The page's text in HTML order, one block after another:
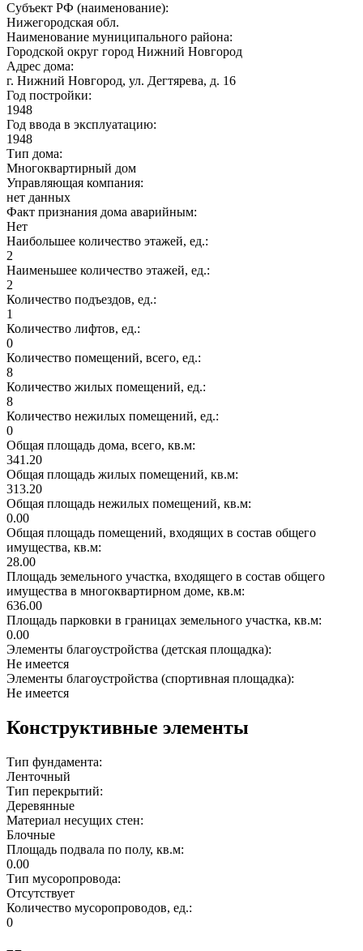
Субъект РФ (наименование):
Нижегородская обл.
Наименование муниципального района:
Городской округ город Нижний Новгород
Адрес дома:
г. Нижний Новгород, ул. Дегтярева, д. 16
Год постройки:
1948
Год ввода в эксплуатацию:
1948
Тип дома:
Многоквартирный дом
Управляющая компания:
нет данных
Факт признания дома аварийным:
Нет
Наибольшее количество этажей, ед.:
2
Наименьшее количество этажей, ед.:
2
Количество подъездов, ед.:
1
Количество лифтов, ед.:
0
Количество помещений, всего, ед.:
8
Количество жилых помещений, ед.:
8
Количество нежилых помещений, ед.:
0
Общая площадь дома, всего, кв.м:
341.20
Общая площадь жилых помещений, кв.м:
313.20
Общая площадь нежилых помещений, кв.м:
0.00
Общая площадь помещений, входящих в состав общего
имущества, кв.м:
28.00
Площадь земельного участка, входящего в состав общего
имущества в многоквартирном доме, кв.м:
636.00
Площадь парковки в границах земельного участка, кв.м:
0.00
Элементы благоустройства (детская площадка):
Не имеется
Элементы благоустройства (спортивная площадка):
Не имеется
Конструктивные элементы
Тип фундамента:
Ленточный
Тип перекрытий:
Деревянные
Материал несущих стен:
Блочные
Площадь подвала по полу, кв.м:
0.00
Тип мусоропровода:
Отсутствует
Количество мусоропроводов, ед.:
0